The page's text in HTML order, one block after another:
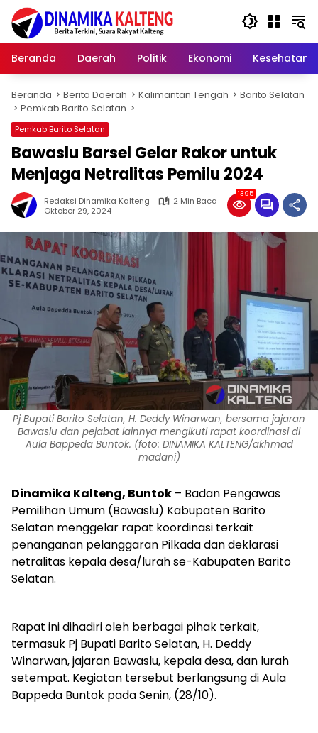
Langsung
konten
Beranda
Daerah Politik Ekonomi Kesehatan
Beranda Berita Daerah Kalimantan Tengah
Barito Selatan
Pemkab Barito Selatan
Pemkab Barito Selatan
Bawaslu Barsel Gelar Rakor untuk
Menjaga Netralitas Pemilu 2024
Redaksi Dinamika Kalteng
2 Min Baca
Oktober 29, 2024
1395
Pj Bupati Barito Selatan, H. Deddy Winarwan, bersama jajaran
Bawaslu dan pejabat lainnya mengikuti rapat koordinasi di
Aula Bappeda Buntok. (foto: DINAMIKA KALTENG/akhmad
madani)
Dinamika Kalteng, Buntok – Badan Pengawas
Pemilihan Umum (Bawaslu) Kabupaten Barito
Selatan menggelar rapat koordinasi terkait
penanganan pelanggaran Pilkada dan deklarasi
netralitas kepala desa/lurah se-Kabupaten Barito
Selatan.
Rapat ini dihadiri oleh berbagai pihak terkait,
termasuk Pj Bupati Barito Selatan, H. Deddy
Winarwan, jajaran Bawaslu, kepala desa, dan lurah
setempat. Kegiatan tersebut berlangsung di Aula
Bappeda Buntok pada Senin, (28/10).